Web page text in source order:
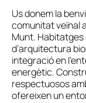
Us donem la
comunitat veïnal
Munt.
d’arquitectura
integració en
energètic.
respectuosos
ofereixen un